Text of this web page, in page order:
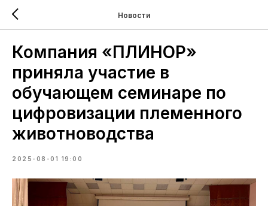
Новости
Компания «ПЛИНОР»
приняла участие в
обучающем семинаре по
цифровизации племенного
животноводства
2025-08-01 19:00